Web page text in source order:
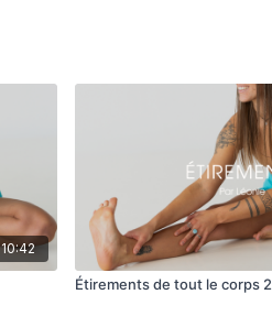
10:42
Étirements de tout le corps 2